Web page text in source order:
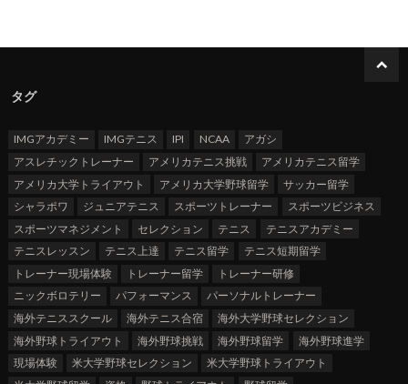
タグ
IMGアカデミー IMGテニス IPI NCAA
アガシ
アスレチックトレーナー
アメリカテニス挑戦
アメリカテニス留学
アメリカ大学トライアウト
アメリカ大学野球留学
サッカー留学
シャラポワ
ジュニアテニス スポーツトレーナー
スポーツビジネス
スポーツマネジメント
セレクション テニス
テニスアカデミー
テニスレッスン
テニス上達 テニス留学
テニス短期留学
トレーナー現場体験
トレーナー留学
トレーナー研修
ニックボロテリー
パフォーマンス
パーソナルトレーナー
海外テニススクール
海外テニス合宿
海外大学野球セレクション
海外野球トライアウト
海外野球挑戦 海外野球留学
海外野球進学
現場体験
米大学野球セレクション
米大学野球トライアウト